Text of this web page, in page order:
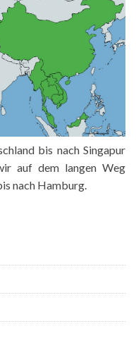
bis nach Singapur
auf dem langen Weg
nach Hamburg.